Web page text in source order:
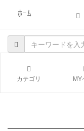
ﾎｰﾑ
カテゴリ MY